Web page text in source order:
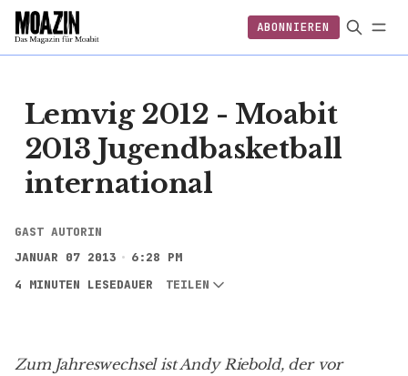
ABONNIEREN
EINLOGGEN
ABONNIEREN FOLGEN
Lemvig 2012 - Moabit
2013 Jugendbasketball
international
GAST AUTORIN
JANUAR 07 2013
6:28 PM
4 MINUTEN LESEDAUER
TEILEN
Zum Jahreswechsel ist Andy Riebold, der vor